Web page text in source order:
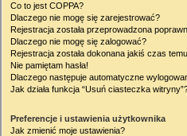
Co to jest COPPA?
Dlaczego nie mogę się zarejestrować?
Rejestracja została przeprowadzona
Dlaczego nie mogę się zalogować?
Rejestracja została dokonana jakiś czas
Nie pamiętam hasła!
Dlaczego następuje automatyczne
Jak działa funkcja “Usuń ciasteczka
Preferencje i ustawienia użytkownika
Jak zmienić moje ustawienia?